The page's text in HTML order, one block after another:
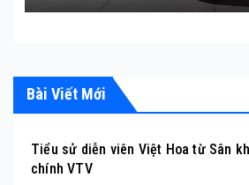
Bài Viết Mới
Tiểu sử diễn viên Việt Hoa từ Sân
chính VTV